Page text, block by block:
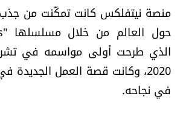
منصة نيتفلكس كانت تمكّنت من جذب
الذي طرحت أولى مواسمه في
2020، وكانت قصة العمل الجديدة
في نجاحه.